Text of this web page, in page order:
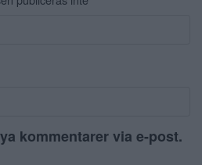
kommentarer via e-post.